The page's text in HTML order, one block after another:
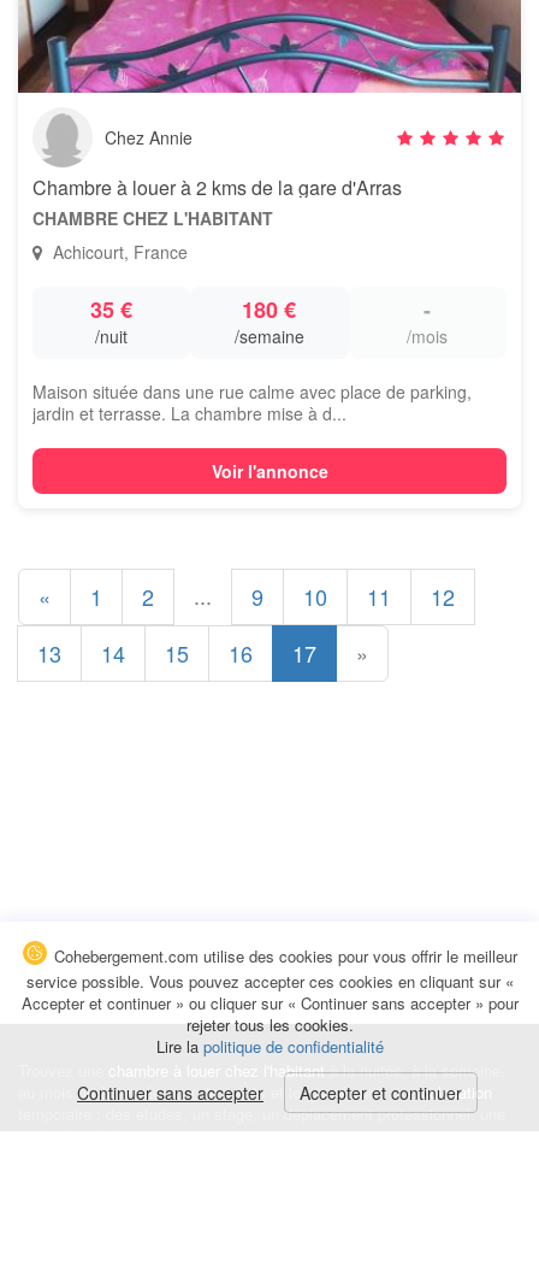
Chez Annie
Chambre à louer à 2 kms de la gare d'Arras
CHAMBRE CHEZ L'HABITANT
Achicourt, France
35 €
/nuit
180 €
/semaine
-
/mois
Maison située dans une rue calme avec place de parking,
jardin et terrasse. La chambre mise à d...
Voir l'annonce
« 1 2 ... 9 10 11
12
13
14 15 16 17 »
chambre à louer chez l'habitantà la nuitée, à la semaine,
au mois ou à l'année pour de courts et longs séjours, unecolocation
temporaire : des études, un stage, un déplacement professionnel, une
Cohebergement.com utilise des cookies pour vous offrir le meilleur
service possible. Vous pouvez accepter ces cookies en cliquant sur «
Accepter et continuer » ou cliquer sur « Continuer sans accepter » pour
rejeter tous les cookies.
Lire la politique de confidentialité
Continuer sans accepter Accepter et continuer